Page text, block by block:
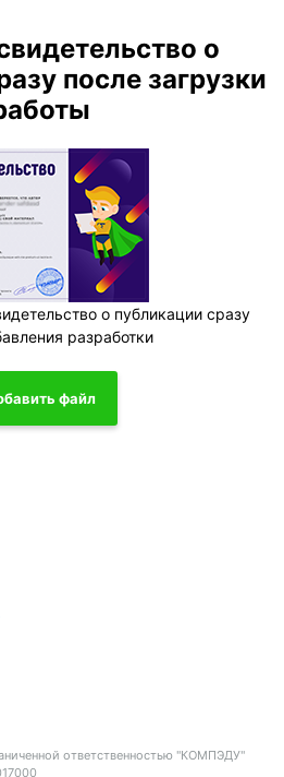
о
после загрузки
о публикации сразу
разработки
файл
ответственностью "КОМПЭДУ"